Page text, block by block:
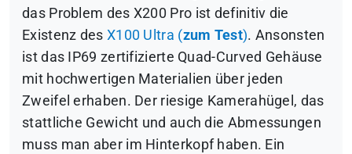
das Problem des X200 Pro ist definitiv die
Existenz des X100 Ultra (zum Test). Ansonsten
ist das IP69 zertifizierte Quad-Curved Gehäuse
mit hochwertigen Materialien über jeden
Zweifel erhaben. Der riesige Kamerahügel, das
stattliche Gewicht und auch die Abmessungen
muss man aber im Hinterkopf haben. Ein